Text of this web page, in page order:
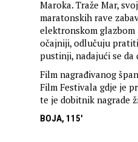
Maroka. Traže Mar,
maratonskih rave
elektronskom glazbom
očajniji, odlučuju
pustinji, nadajući se da
Film nagrađivanog
Film Festivala gdje je
te je dobitnik nagrade
BOJA, 115'